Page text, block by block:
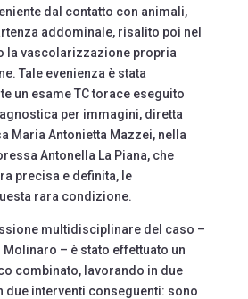
dal contatto con animali,
addominale, risalito poi nel
la vascolarizzazione propria
Tale evenienza è stata
un esame TC torace eseguito
per immagini, diretta
Maria Antonietta Mazzei, nella
Antonella La Piana, che
precisa e definita, le
rara condizione.
multidisciplinare del caso –
– è stato effettuato un
combinato, lavorando in due
due interventi conseguenti: sono